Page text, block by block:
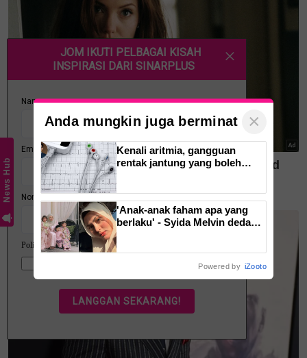
hingga baris-baris hujung dalam kalimah.
"Di sebalik 15 jam itu, ada bertahun-tahun
perjuangan. Perlu mengulang paling minima enam
kali khatam setelah tamat 30 juzuk sebelum dia
berjaya dalam ujian syahadah ula. Ini realiti sangat
banyak pengulangan dan masa yang dihabiskan. Dia
penat guru pun sama tapi nak jadi pemimpin nanti
mentaliti kena kuat hati kena cekal dan sabar!"
kongsinya.
News Hub
Anda mungkin juga berminat ×
Kenali aritmia, gangguan
rentak jantung yang boleh
'Anak-anak faham apa yang
berlaku' - Syida Melvin dedah
Powered by iZooto